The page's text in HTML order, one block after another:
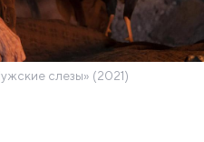
слезы» (2021)